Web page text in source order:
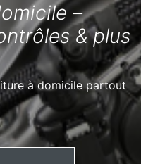
–
& plus
à domicile partout